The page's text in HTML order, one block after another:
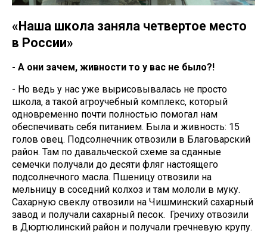
«Наша школа заняла четвертое место
в России»
- А они зачем, живности то у вас не было?!
- Но ведь у нас уже вырисовывалась не просто
школа, а такой агроучебный комплекс, который
одновременно почти полностью помогал нам
обеспечивать себя питанием. Была и живность: 15
голов овец. Подсолнечник отвозили в Благоварский
район. Там по давальческой схеме за сданные
семечки получали до десяти фляг настоящего
подсолнечного масла. Пшеницу отвозили на
мельницу в соседний колхоз и там мололи в муку.
Сахарную свеклу отвозили на Чишминский сахарный
завод и получали сахарный песок. Гречиху отвозили
в Дюртюлинский район и получали гречневую крупу.